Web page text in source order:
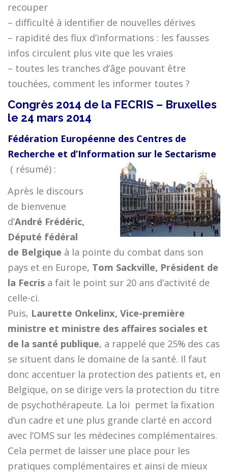
recouper
– difficulté à identifier de nouvelles dérives
– rapidité des flux d’informations : les fausses
infos circulent plus vite que les vraies
– toutes les tranches d’âge pouvant être
touchées, comment les informer toutes ?
Congrès 2014 de la FECRIS – Bruxelles
le 24 mars 2014
Fédération Européenne des Centres de
Recherche et d’Information sur le Sectarisme
( résumé) :
Après le discours
de bienvenue
d’André Frédéric,
Député fédéral
de Belgique à la pointe du combat dans son
pays et en Europe, Tom Sackville, Président de
la Fecris a fait le point sur 20 ans d’activité de
celle-ci.
Puis, Laurette Onkelinx, Vice-première
ministre et ministre des affaires sociales et
de la santé publique, a rappelé que 25% des cas
se situent dans le domaine de la santé. Il faut
donc accentuer la protection des patients et, en
Belgique, on se dirige vers la protection du titre
de psychothérapeute. La loi permet la fixation
d’un cadre et une plus grande clarté en accord
avec l’OMS sur les médecines complémentaires.
Cela permet de laisser une place pour les
pratiques complémentaires et ainsi de mieux